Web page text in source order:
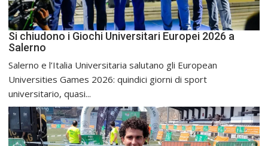
Si chiudono i Giochi Universitari Europei 2026 a
Salerno
Salerno e l’Italia Universitaria salutano gli European
Universities Games 2026: quindici giorni di sport
universitario, quasi...